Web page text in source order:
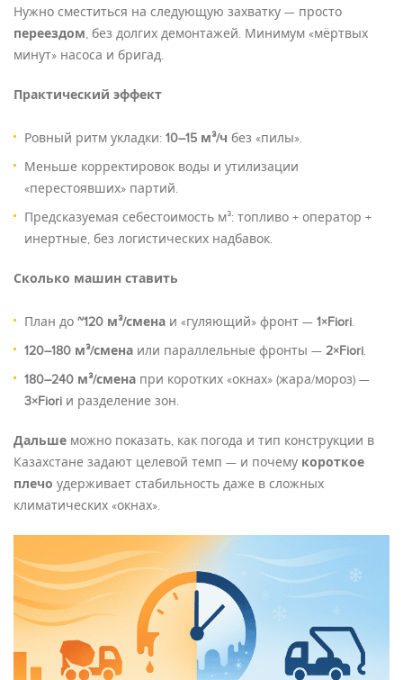
Нужно сместиться на следующую захватку — просто
переездом, без долгих демонтажей. Минимум «мёртвых
минут» насоса и бригад.
Практический эффект
Ровный ритм укладки: 10–15 м³/ч без «пилы».
Меньше корректировок воды и утилизации
«перестоявших» партий.
Предсказуемая себестоимость м³: топливо + оператор +
инертные, без логистических надбавок.
Сколько машин ставить
План до ~120 м³/смена и «гуляющий» фронт — 1×Fiori.
120–180 м³/смена или параллельные фронты — 2×Fiori.
180–240 м³/смена при коротких «окнах» (жара/мороз) —
3×Fiori и разделение зон.
Дальше можно показать, как погода и тип конструкции в
Казахстане задают целевой темп — и почему короткое
плечо удерживает стабильность даже в сложных
климатических «окнах».